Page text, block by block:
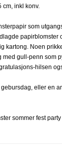
cm, inkl konv.
som
papirblomster
kartong. Noen
med gull-penn som
hilsen
eller en
sommer fest